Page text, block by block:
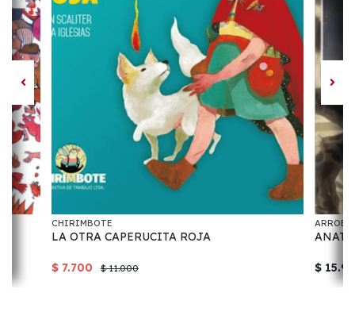
CHIRIMBOTE
LA OTRA CAPERUCITA ROJA
$ 7.700 $ 11.000 $